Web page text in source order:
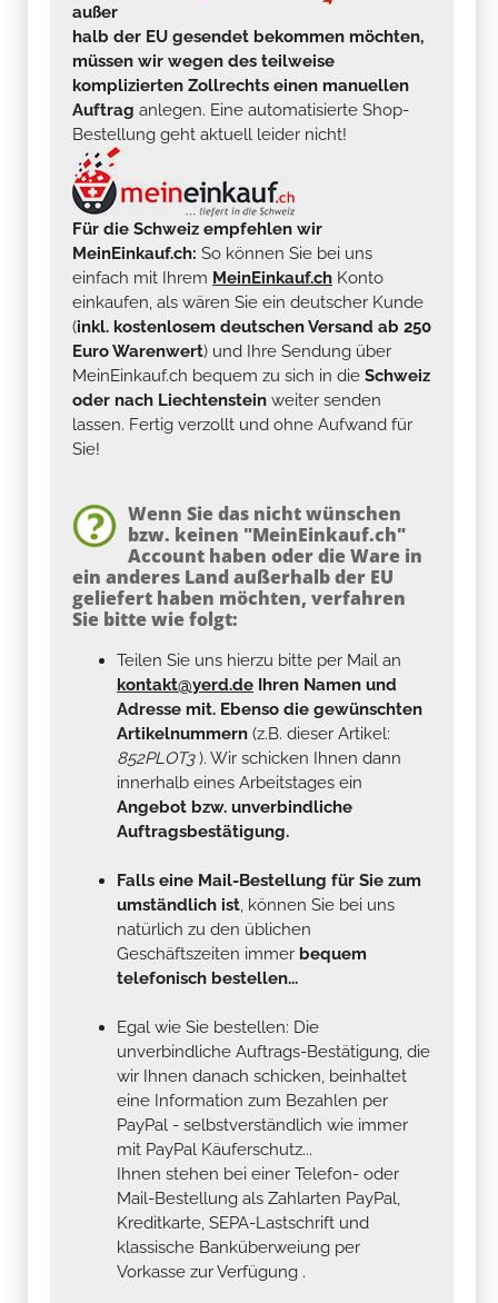
außer
halb der EU gesendet bekommen möchten,
müssen wir wegen des teilweise
komplizierten Zollrechts einen manuellen
Auftrag anlegen. Eine automatisierte Shop-
Bestellung geht aktuell leider nicht!
Für die Schweiz empfehlen wir
MeinEinkauf.ch: So können Sie bei uns
einfach mit Ihrem MeinEinkauf.ch Konto
einkaufen, als wären Sie ein deutscher Kunde
(inkl. kostenlosem deutschen Versand ab 250
Euro Warenwert) und Ihre Sendung über
MeinEinkauf.ch bequem zu sich in die Schweiz
oder nach Liechtenstein weiter senden
lassen. Fertig verzollt und ohne Aufwand für
Sie!
Wenn Sie das nicht wünschen
bzw. keinen "MeinEinkauf.ch"
Account haben oder die Ware in
ein anderes Land außerhalb der EU
geliefert haben möchten, verfahren
Sie bitte wie folgt:
Teilen Sie uns hierzu bitte per Mail an
kontakt@yerd.de Ihren Namen und
Adresse mit. Ebenso die gewünschten
Artikelnummern (z.B. dieser Artikel:
852PLOT3). Wir schicken Ihnen dann
innerhalb eines Arbeitstages ein
Angebot bzw. unverbindliche
Auftragsbestätigung.
Falls eine Mail-Bestellung für Sie zum
umständlich ist, können Sie bei uns
natürlich zu den üblichen
Geschäftszeiten immer bequem
telefonisch bestellen...
Egal wie Sie bestellen: Die
unverbindliche Auftrags-Bestätigung, die
wir Ihnen danach schicken, beinhaltet
eine Information zum Bezahlen per
PayPal - selbstverständlich wie immer
mit PayPal Käuferschutz...
Ihnen stehen bei einer Telefon- oder
Mail-Bestellung als Zahlarten PayPal,
Kreditkarte, SEPA-Lastschrift und
klassische Banküberweiung per
Vorkasse zur Verfügung .